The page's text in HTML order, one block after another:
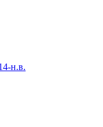
н.в.